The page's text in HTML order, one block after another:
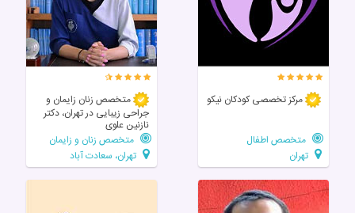
مرکز تخصصی‌ کودکان‌ نیکو
متخصص اطفال
تهران
متخصص زنان زایمان و
جراحی زیبایی در تهران، دکتر
نازنین علوی
متخصص زنان و زایمان
تهران، سعادت آباد